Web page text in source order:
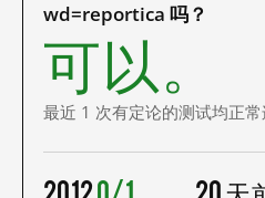
wd=reportica 吗？
可以。
最近 1 次有定论的测试均正常
20120/1 20 天